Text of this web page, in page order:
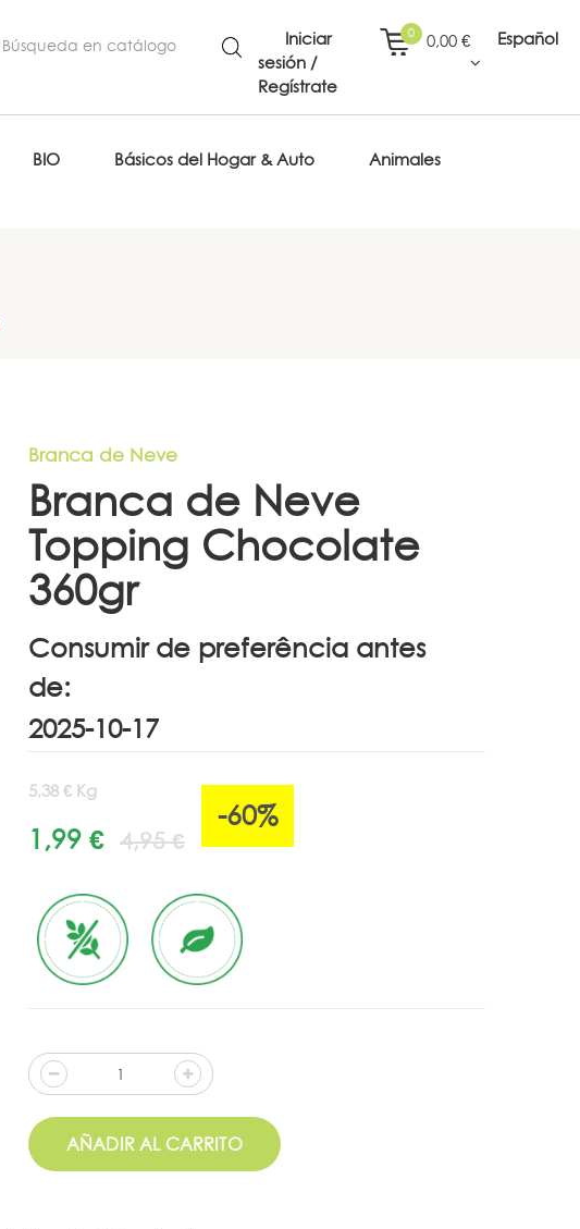
Iniciar
sesión /
Regístrate
0,00 €
0 Español
BIO Básicos del Hogar & Auto
Animales
Branca de Neve
Branca de Neve
Topping Chocolate
360gr
Consumir de preferência antes
de:
5,38 € Kg
1,99 € 4,95 €
-60%
AÑADIR AL CARRITO